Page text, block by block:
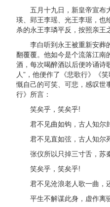
五月十九日，新皇帝宣布
瑛、郢王李瑶、光王李琚，也
杀的永王李璘平反，按照亲王
李白听到永王被重新安葬
翻覆覆。他如今是个流落江南
酒，每次喝醉酒以后便吟诵诗
人”，他便作了《悲歌行》《
慨自己的可笑、可悲，感叹世
行》所言：
笑矣乎，笑矣乎!
君不见曲如钩，古人知尔封
君不见直如弦，古人知尔死
张仪所以只掉三寸舌，苏秦
笑矣乎，笑矣乎!
君不见沧浪老人歌一曲，还
平生不解谋此身，虚作离骚